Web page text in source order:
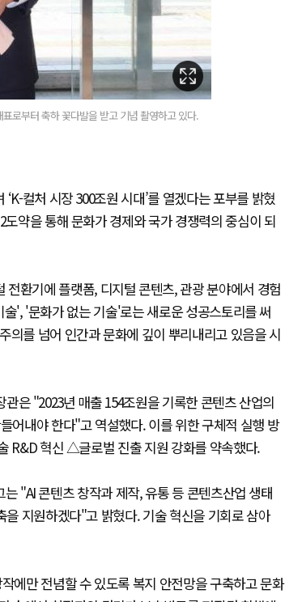
로부터 축하 꽃다발을 받고 기념 촬영하고 있다.
컬처 시장 300조원 시대’를 열겠다는 포부를 밝혔
약을 통해 문화가 경제와 국가 경쟁력의 중심이 되
환기에 플랫폼, 디지털 콘텐츠, 관광 분야에서 경험
', '문화가 없는 기술'로는 새로운 성공스토리를 써
의를 넘어 인간과 문화에 깊이 뿌리내리고 있음을 시
은 "2023년 매출 154조원을 기록한 콘텐츠 산업의
어내야 한다"고 역설했다. 이를 위한 구체적 실행 방
혁신 △글로벌 진출 지원 강화를 약속했다.
"AI 콘텐츠 창작과 제작, 유통 등 콘텐츠산업 생태
지원하겠다"고 밝혔다. 기술 혁신을 기회로 삼아
에만 전념할 수 있도록 복지 안전망을 구축하고 문화